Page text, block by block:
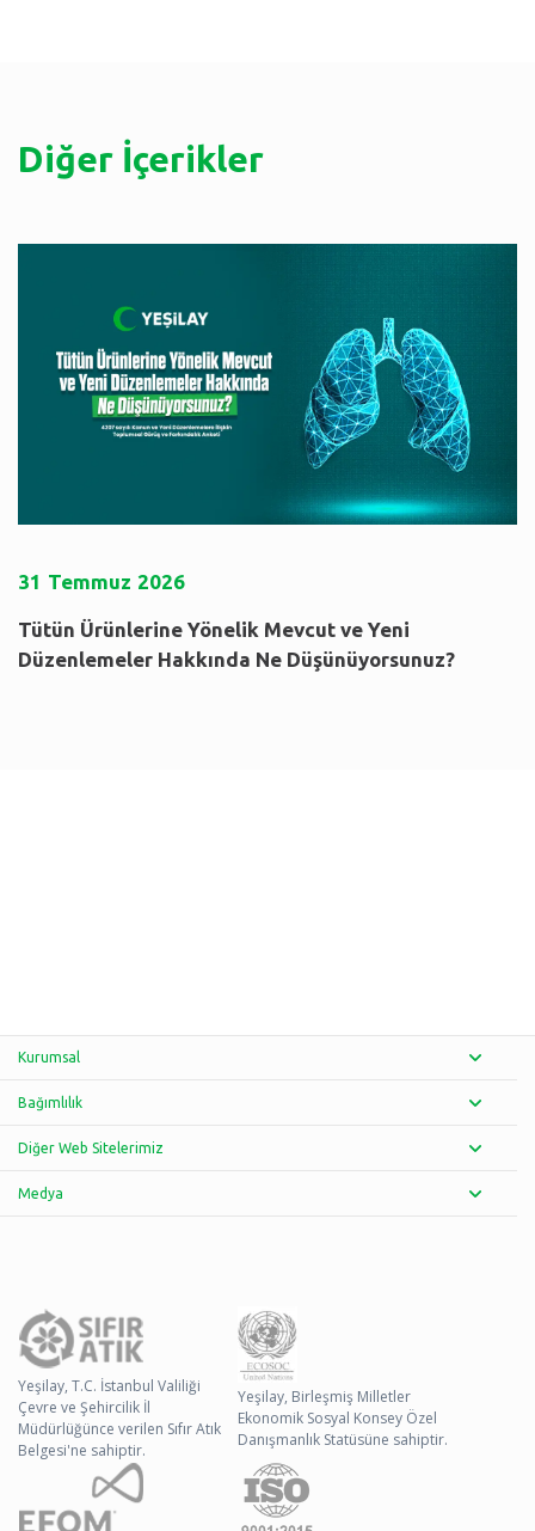
Diğer İçerikler
31 Temmuz 2026
Tütün Ürünlerine Yönelik Mevcut ve Yeni
Düzenlemeler Hakkında Ne Düşünüyorsunuz?
Kurumsal
Bağımlılık
Diğer Web Sitelerimiz
Medya
Yeşilay, T.C. İstanbul Valiliği
Çevre ve Şehircilik İl
Müdürlüğünce verilen Sıfır Atık
Belgesi'ne sahiptir.
Yeşilay, Birleşmiş Milletler
Ekonomik Sosyal Konsey Özel
Danışmanlık Statüsüne sahiptir.